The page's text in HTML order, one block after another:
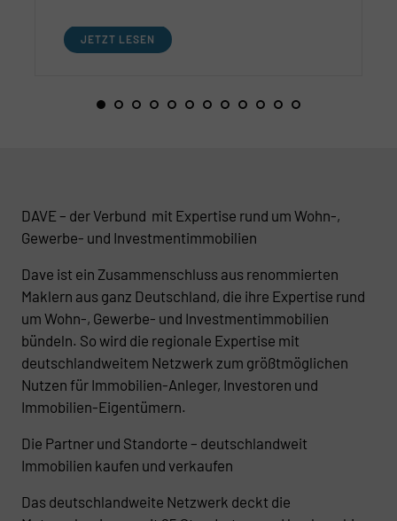
JETZT LESEN
DAVE – der Verbund mit Expertise rund um Wohn-,
Gewerbe- und Investmentimmobilien
Dave ist ein Zusammenschluss aus renommierten
Maklern aus ganz Deutschland, die ihre Expertise rund
um Wohn-, Gewerbe- und Investmentimmobilien
bündeln. So wird die regionale Expertise mit
deutschlandweitem Netzwerk zum größtmöglichen
Nutzen für Immobilien-Anleger, Investoren und
Immobilien-Eigentümern.
Die Partner und Standorte – deutschlandweit
Immobilien kaufen und verkaufen
Das deutschlandweite Netzwerk deckt die